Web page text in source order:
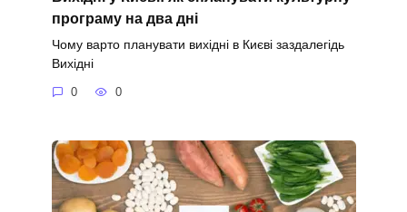
програму на два дні
Чому варто планувати вихідні в Києві заздалегідь
Вихідні
0 0